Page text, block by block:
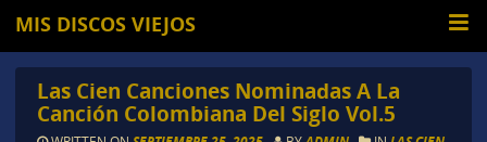
MIS DISCOS VIEJOS
Las Cien Canciones Nominadas A La
Canción Colombiana Del Siglo Vol.5